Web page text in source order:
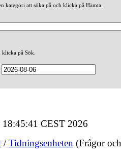
kategori att söka på och klicka på Hämta.
på Sök.
CEST 2026
/Tidningsenheten (Frågor